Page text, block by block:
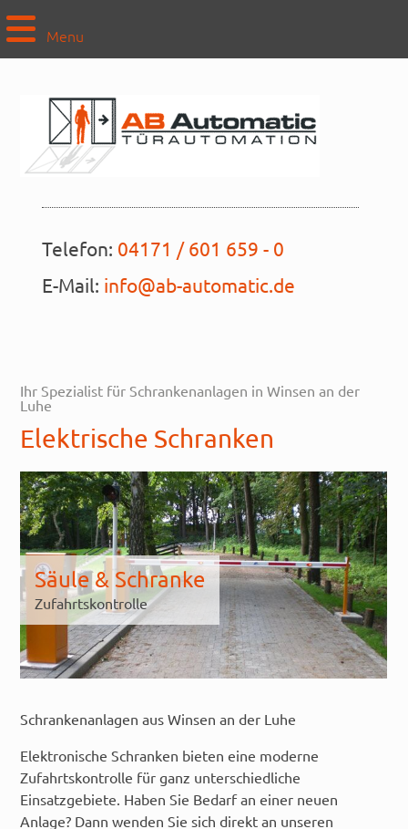
Menu
Telefon: 04171 / 601 659 - 0
E-Mail: info@ab-automatic.de
Ihr Spezialist für Schrankenanlagen in Winsen an der
Luhe
Elektrische Schranken
Säule & Schranke
Zufahrtskontrolle
Schrankenanlagen aus Winsen an der Luhe
Elektronische Schranken bieten eine moderne
Zufahrtskontrolle für ganz unterschiedliche
Einsatzgebiete. Haben Sie Bedarf an einer neuen
Anlage? Dann wenden Sie sich direkt an unseren